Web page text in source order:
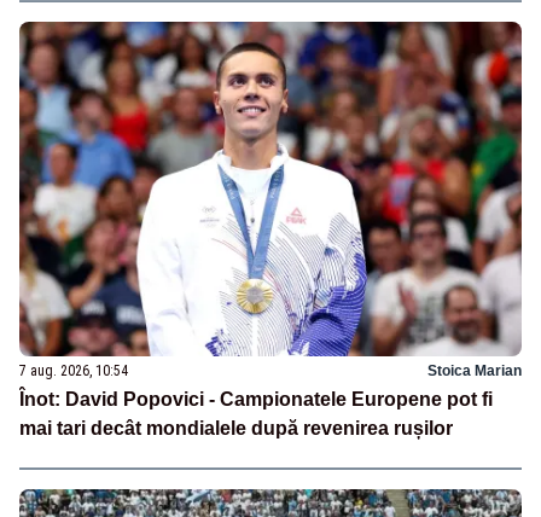
7 aug. 2026, 10:54 Stoica Marian
Înot: David Popovici - Campionatele Europene pot fi
mai tari decât mondialele după revenirea rușilor